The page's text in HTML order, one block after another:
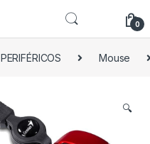
0
PERIFÉRICOS Mouse
🔍